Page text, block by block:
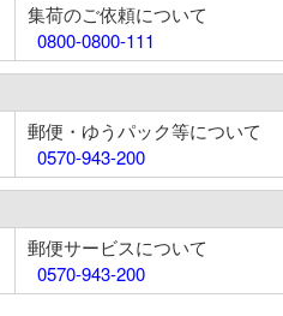
集荷のご依頼について
0800-0800-111
郵便・ゆうパック等について
0570-943-200
郵便サービスについて
0570-943-200